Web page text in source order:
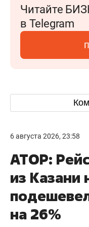
Читайте
в Telegram
6 августа 2026, 23:58
АТОР:
из Казани
на 26%